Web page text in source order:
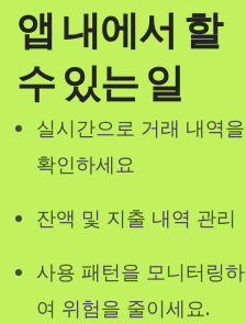
앱 내에서 할
수 있는 일
실시간으로 거래 내역을
확인하세요
잔액 및 지출 내역 관리
사용 패턴을 모니터링하
여 위험을 줄이세요.